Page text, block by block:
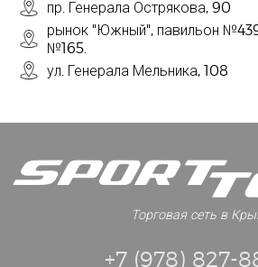
пр. Генерала Острякова, 90
рынок "Южный", павильон
№165.
ул. Генерала Мельника, 108
Торговая сеть в
+7 (978) 827-